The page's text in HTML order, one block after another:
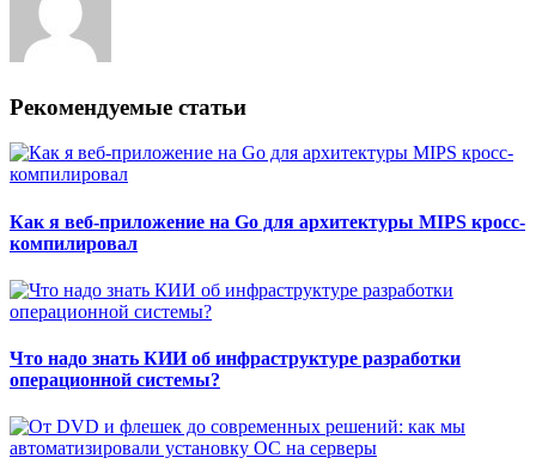
Рекомендуемые статьи
Как я веб-приложение на Go для архитектуры MIPS кросс-
компилировал
Что надо знать КИИ об инфраструктуре разработки
операционной системы?